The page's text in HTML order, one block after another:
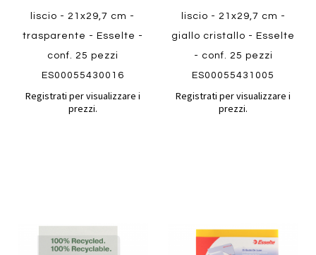
liscio - 21x29,7 cm -
trasparente - Esselte -
conf. 25 pezzi
ES00055430016
Registrati per visualizzare i
prezzi.
liscio - 21x29,7 cm -
giallo cristallo - Esselte
- conf. 25 pezzi
ES00055431005
Registrati per visualizzare i
prezzi.
Aggiungi
Aggiungi